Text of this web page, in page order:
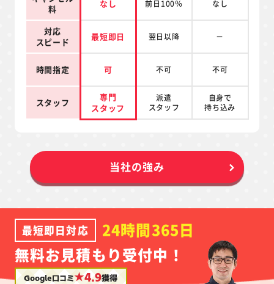
料
なし 前日100％ なし
対応
スピード
最短即日 翌日以降 －
時間指定 可 不可 不可
スタッフ
専門
スタッフ
派遣
スタッフ
自身で
持ち込み
当社の強み
最短即日対応
24時間365日
無料お見積もり受付中！
Google口コミ★4.9獲得